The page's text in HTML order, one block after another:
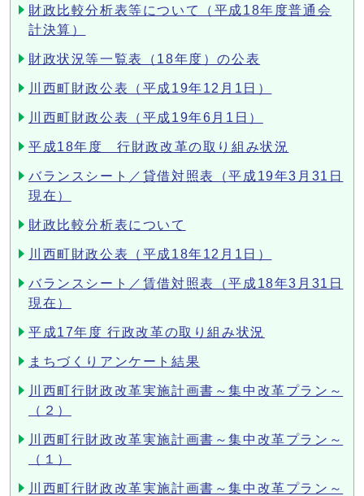
財政比較分析表等について（平成18年度普通会
計決算）
財政状況等一覧表（18年度）の公表
川西町財政公表（平成19年12月1日）
川西町財政公表（平成19年6月1日）
平成18年度 行財政改革の取り組み状況
バランスシート／貸借対照表（平成19年3月31日
現在）
財政比較分析表について
川西町財政公表（平成18年12月1日）
バランスシート／賃借対照表（平成18年3月31日
現在）
平成17年度 行政改革の取り組み状況
まちづくりアンケート結果
川西町行財政改革実施計画書～集中改革プラン～
（２）
川西町行財政改革実施計画書～集中改革プラン～
（１）
川西町行財政改革実施計画書～集中改革プラン～